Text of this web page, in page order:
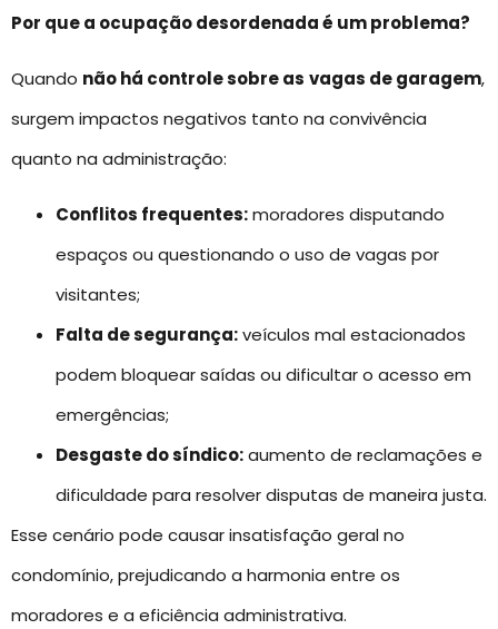
Por que a ocupação desordenada é um problema?
Quando não há controle sobre as vagas de garagem,
surgem impactos negativos tanto na convivência
quanto na administração:
Conflitos frequentes:moradores disputando
espaços ou questionando o uso de vagas por
visitantes;
Falta de segurança:veículos mal estacionados
podem bloquear saídas ou dificultar o acesso em
emergências;
Desgaste do síndico:aumento de reclamações e
dificuldade para resolver disputas de maneira justa.
Esse cenário pode causar insatisfação geral no
condomínio, prejudicando a harmonia entre os
moradores e a eficiência administrativa.